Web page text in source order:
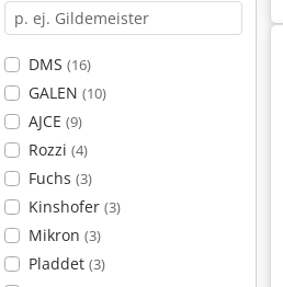
DMS (16)
GALEN (10)
AJCE (9)
Rozzi (4)
Fuchs (3)
Kinshofer (3)
Mikron (3)
Pladdet (3)